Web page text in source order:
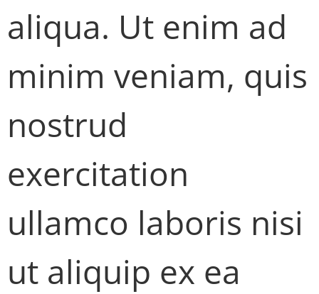
aliqua. Ut enim ad
minim veniam, quis
nostrud
exercitation
ullamco laboris nisi
ut aliquip ex ea